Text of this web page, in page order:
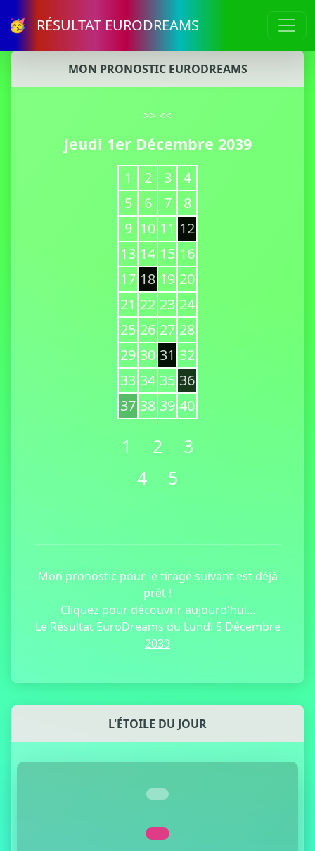
🥳 RÉSULTAT EURODREAMS
MON PRONOSTIC EURODREAMS
>> <<
Jeudi 1er Décembre 2039
1 2 3
4
5
6 7
8
9 10 11 12
13 14 15 16
17 18 19 20
21 22 23 24
25 26 27 28
29 30 31 32
33 34 35 36
37 38 39 40
1 2
3
4
5
Mon pronostic pour le tirage suivant est déjà
prêt !
Cliquez pour découvrir aujourd'hui...
Le Résultat EuroDreams du Lundi 5 Décembre
2039
L'ÉTOILE DU JOUR